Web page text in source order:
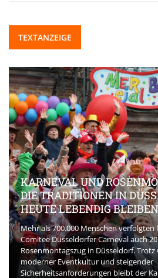
TEXTANZEIGE
KARNEVAL UND
DIE TRADITIONEN IN
HEUTE LEBENDIG BLEIBEN
Mehr als 700.000 Menschen verfolgten
Comitee Düsseldorfer Carneval auch
Rosenmontagszug in Düsseldorf.
moderner Eventkultur und steigender
Sicherheitsanforderungen bleibt der